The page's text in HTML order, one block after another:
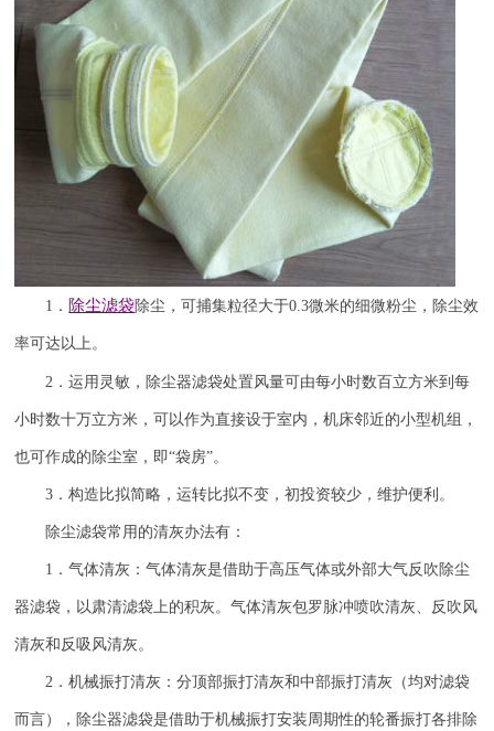
1 ． 除尘滤袋除尘，可捕集粒径大于0.3微米的细微粉尘，除尘效
率可达 以上。
2 ．运用灵敏，除尘器滤袋处置风量可由每小时数百立方米到每
小时数十万立方米，可以作为直接设于室内，机床邻近的小型机组，
也可作成的除尘室，即“袋房”。
3 ．构造比拟简略，运转比拟不变，初投资较少，维护便利。
除尘滤袋常用的清灰办法有：
1 ．气体清灰：气体清灰是借助于高压气体或外部大气反吹除尘
器滤袋，以肃清滤袋上的积灰。气体清灰包罗脉冲喷吹清灰、反吹风
清灰和反吸风清灰。
2 ．机械振打清灰：分顶部振打清灰和中部振打清灰（均对滤袋
而言），除尘器滤袋是借助于机械振打安装周期性的轮番振打各排除